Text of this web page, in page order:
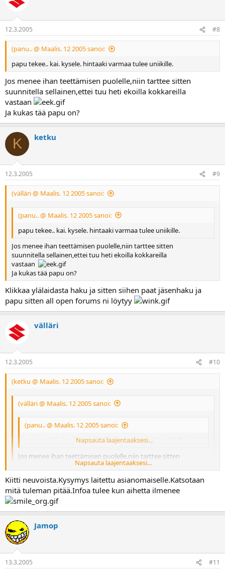
12.3.2005 #8
(panu.. @ Maalis. 12 2005 sanoi:
papu tekee.. kai. kysele. hintaaki varmaa tulee uniikille.
Jos menee ihan teettämisen puolelle,niin tarttee sitten
suunnitella sellainen,ettei tuu heti ekoilla kokkareilla
vastaan
Ja kukas tää papu on?
K ketku
12.3.2005 #9
(välläri @ Maalis. 12 2005 sanoi:
(panu.. @ Maalis. 12 2005 sanoi:
papu tekee.. kai. kysele. hintaaki varmaa tulee uniikille.
Jos menee ihan teettämisen puolelle,niin tarttee sitten
suunnitella sellainen,ettei tuu heti ekoilla kokkareilla
vastaan
Ja kukas tää papu on?
Klikkaa ylälaidasta haku ja sitten siihen paat jäsenhaku ja
papu sitten all open forums ni löytyy
välläri
12.3.2005 #10
(ketku @ Maalis. 12 2005 sanoi:
(välläri @ Maalis. 12 2005 sanoi:
(panu.. @ Maalis. 12 2005 sanoi:
papu tekee.. kai. kysele. hintaaki varmaa tulee uniikille.
Napsauta laajentaaksesi...
Jos menee ihan teettämisen puolelle,niin tarttee sitten
suunnitella sellainen,ettei tuu heti ekoilla kokkareilla
Ja kukas tää papu on?Napsauta laajentaaksesi...
Klikkaa ylälaidasta haku ja sitten siihen paat jäsenhaku ja papu
sitten all open forums ni löytyy
Napsauta laajentaaksesi...
Kiitti neuvoista.Kysymys laitettu asianomaiselle.Katsotaan
mitä tuleman pitää.Infoa tulee kun aihetta ilmenee
Jamop
13.3.2005 #11